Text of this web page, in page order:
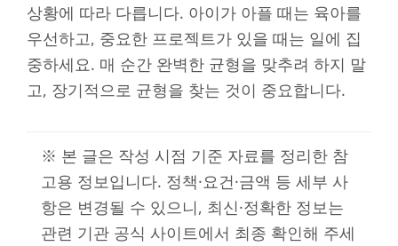
상황에 따라 다릅니다. 아이가 아플 때는 육아를
우선하고, 중요한 프로젝트가 있을 때는 일에 집
중하세요. 매 순간 완벽한 균형을 맞추려 하지 말
고, 장기적으로 균형을 찾는 것이 중요합니다.
※ 본 글은 작성 시점 기준 자료를 정리한 참
고용 정보입니다. 정책·요건·금액 등 세부 사
항은 변경될 수 있으니, 최신·정확한 정보는
관련 기관 공식 사이트에서 최종 확인해 주세